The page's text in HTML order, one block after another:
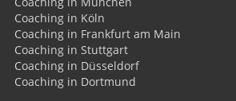
Coaching in Köln
Coaching in Frankfurt am Main
Coaching in Stuttgart
Coaching in Düsseldorf
Coaching in Dortmund